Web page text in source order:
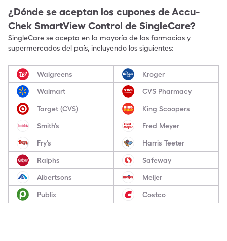
¿Dónde se aceptan los cupones deAccu-
Chek SmartView Control de SingleCare?
SingleCare se acepta en la mayoría de las farmacias y
supermercados del país, incluyendo los siguientes:
Walgreens Kroger
Walmart CVS Pharmacy
Target (CVS) King Scoopers
Smith’s Fred Meyer
Fry’s Harris Teeter
Ralphs Safeway
Albertsons Meijer
Publix Costco